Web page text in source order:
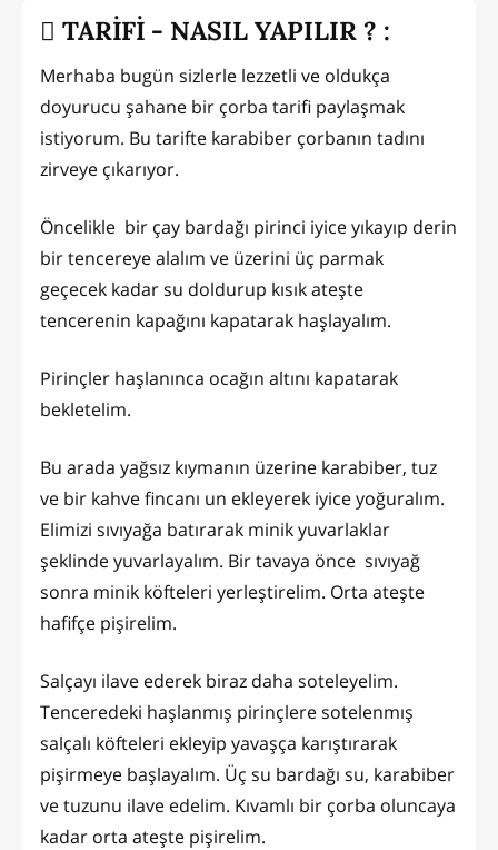
TARİFİ - NASIL YAPILIR ? :
Merhaba bugün sizlerle lezzetli ve oldukça
doyurucu şahane bir çorba tarifi paylaşmak
istiyorum. Bu tarifte karabiber çorbanın tadını
zirveye çıkarıyor.
Öncelikle bir çay bardağı pirinci iyice yıkayıp derin
bir tencereye alalım ve üzerini üç parmak
geçecek kadar su doldurup kısık ateşte
tencerenin kapağını kapatarak haşlayalım.
Pirinçler haşlanınca ocağın altını kapatarak
bekletelim.
Bu arada yağsız kıymanın üzerine karabiber, tuz
ve bir kahve fincanı un ekleyerek iyice yoğuralım.
Elimizi sıvıyağa batırarak minik yuvarlaklar
şeklinde yuvarlayalım. Bir tavaya önce sıvıyağ
sonra minik köfteleri yerleştirelim. Orta ateşte
hafifçe pişirelim.
Salçayı ilave ederek biraz daha soteleyelim.
Tenceredeki haşlanmış pirinçlere sotelenmış
salçalı köfteleri ekleyip yavaşça karıştırarak
pişirmeye başlayalım. Üç su bardağı su, karabiber
ve tuzunu ilave edelim. Kıvamlı bir çorba oluncaya
kadar orta ateşte pişirelim.